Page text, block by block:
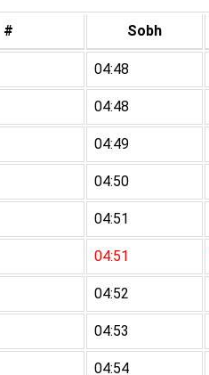
# Sobh
04:48
04:48
04:49
04:50
04:51
04:51
04:52
04:53
04:54